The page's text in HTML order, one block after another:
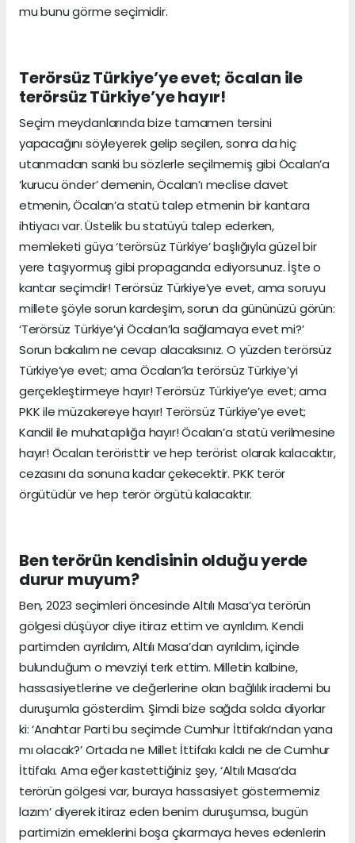
mu bunu görme seçimidir.
Terörsüz Türkiye’ye evet; öcalan ile
terörsüz Türkiye’ye hayır!
Seçim meydanlarında bize tamamen tersini
yapacağını söyleyerek gelip seçilen, sonra da hiç
utanmadan sanki bu sözlerle seçilmemiş gibi Öcalan’a
‘kurucu önder’ demenin, Öcalan’ı meclise davet
etmenin, Öcalan’a statü talep etmenin bir kantara
ihtiyacı var. Üstelik bu statüyü talep ederken,
memleketi güya ‘terörsüz Türkiye’ başlığıyla güzel bir
yere taşıyormuş gibi propaganda ediyorsunuz. İşte o
kantar seçimdir! Terörsüz Türkiye’ye evet, ama soruyu
millete şöyle sorun kardeşim, sorun da gününüzü görün:
‘Terörsüz Türkiye’yi Öcalan’la sağlamaya evet mi?’
Sorun bakalım ne cevap alacaksınız. O yüzden terörsüz
Türkiye’ye evet; ama Öcalan’la terörsüz Türkiye’yi
gerçekleştirmeye hayır! Terörsüz Türkiye’ye evet; ama
PKK ile müzakereye hayır! Terörsüz Türkiye’ye evet;
Kandil ile muhataplığa hayır! Öcalan’a statü verilmesine
hayır! Öcalan teröristtir ve hep terörist olarak kalacaktır,
cezasını da sonuna kadar çekecektir. PKK terör
örgütüdür ve hep terör örgütü kalacaktır.
Ben terörün kendisinin olduğu yerde
durur muyum?
Ben, 2023 seçimleri öncesinde Altılı Masa’ya terörün
gölgesi düşüyor diye itiraz ettim ve ayrıldım. Kendi
partimden ayrıldım, Altılı Masa’dan ayrıldım, içinde
bulunduğum o mevziyi terk ettim. Milletin kalbine,
hassasiyetlerine ve değerlerine olan bağlılık irademi bu
duruşumla gösterdim. Şimdi bize sağda solda diyorlar
ki: ‘Anahtar Parti bu seçimde Cumhur İttifakı’ndan yana
mı olacak?’ Ortada ne Millet İttifakı kaldı ne de Cumhur
İttifakı. Ama eğer kastettiğiniz şey, ‘Altılı Masa’da
terörün gölgesi var, buraya hassasiyet göstermemiz
lazım’ diyerek itiraz eden benim duruşumsa, bugün
partimizin emeklerini boşa çıkarmaya heves edenlerin